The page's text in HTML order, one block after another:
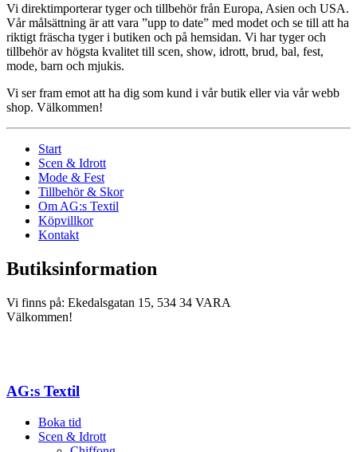
Vi direktimporterar tyger och tillbehör från Europa, Asien och USA.
Vår målsättning är att vara ”upp to date” med modet och se till att ha
riktigt fräscha tyger i butiken och på hemsidan. Vi har tyger och
tillbehör av högsta kvalitet till scen, show, idrott, brud, bal, fest,
mode, barn och mjukis.
Vi ser fram emot att ha dig som kund i vår butik eller via vår webb
shop. Välkommen!
Start
Scen & Idrott
Mode & Fest
Tillbehör & Skor
Om AG:s Textil
Köpvillkor
Kontakt
Butiksinformation
Vi finns på: Ekedalsgatan 15, 534 34 VARA
Välkommen!
AG:s Textil
Boka tid
Scen & Idrott